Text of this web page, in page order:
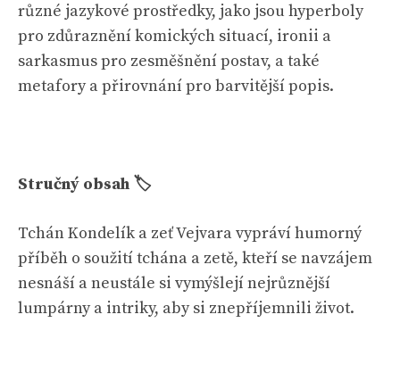
různé jazykové prostředky, jako jsou hyperboly
pro zdůraznění komických situací, ironii a
sarkasmus pro zesměšnění postav, a také
metafory a přirovnání pro barvitější popis.
Stručný obsah 🏷
Tchán Kondelík a zeť Vejvara vypráví humorný
příběh o soužití tchána a zetě, kteří se navzájem
nesnáší a neustále si vymýšlejí nejrůznější
lumpárny a intriky, aby si znepříjemnili život.